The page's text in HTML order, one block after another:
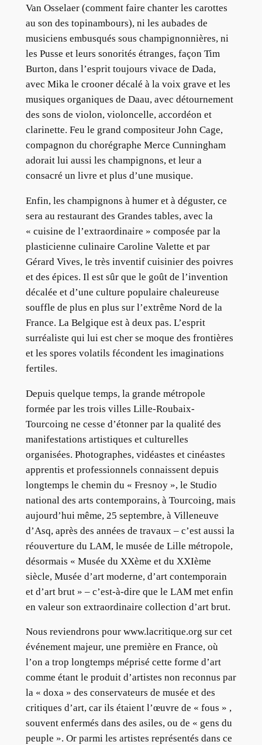
Van Osselaer (comment faire chanter les carottes
au son des topinambours), ni les aubades de
musiciens embusqués sous champignonnières, ni
les Pusse et leurs sonorités étranges, façon Tim
Burton, dans l’esprit toujours vivace de Dada,
avec Mika le crooner décalé à la voix grave et les
musiques organiques de Daau, avec détournement
des sons de violon, violoncelle, accordéon et
clarinette. Feu le grand compositeur John Cage,
compagnon du chorégraphe Merce Cunningham
adorait lui aussi les champignons, et leur a
consacré un livre et plus d’une musique.
Enfin, les champignons à humer et à déguster, ce
sera au restaurant des Grandes tables, avec la
« cuisine de l’extraordinaire » composée par la
plasticienne culinaire Caroline Valette et par
Gérard Vives, le très inventif cuisinier des poivres
et des épices. Il est sûr que le goût de l’invention
décalée et d’une culture populaire chaleureuse
souffle de plus en plus sur l’extrême Nord de la
France. La Belgique est à deux pas. L’esprit
surréaliste qui lui est cher se moque des frontières
et les spores volatils fécondent les imaginations
fertiles.
Depuis quelque temps, la grande métropole
formée par les trois villes Lille-Roubaix-
Tourcoing ne cesse d’étonner par la qualité des
manifestations artistiques et culturelles
organisées. Photographes, vidéastes et cinéastes
apprentis et professionnels connaissent depuis
longtemps le chemin du « Fresnoy », le Studio
national des arts contemporains, à Tourcoing, mais
aujourd’hui même, 25 septembre, à Villeneuve
d’Asq, après des années de travaux – c’est aussi la
réouverture du LAM, le musée de Lille métropole,
désormais « Musée du XXème et du XXIème
siècle, Musée d’art moderne, d’art contemporain
et d’art brut » – c’est-à-dire que le LAM met enfin
en valeur son extraordinaire collection d’art brut.
Nous reviendrons pour www.lacritique.org sur cet
événement majeur, une première en France, où
l’on a trop longtemps méprisé cette forme d’art
comme étant le produit d’artistes non reconnus par
la « doxa » des conservateurs de musée et des
critiques d’art, car ils étaient l’œuvre de « fous » ,
souvent enfermés dans des asiles, ou de « gens du
peuple ». Or parmi les artistes représentés dans ce